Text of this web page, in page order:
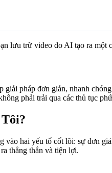
lưu trữ video do AI tạo ra một
giải pháp đơn giản, nhanh
phải trải qua các thủ tục
vào hai yếu tố cốt lõi: sự đơn
thẳng thắn và tiện lợi.